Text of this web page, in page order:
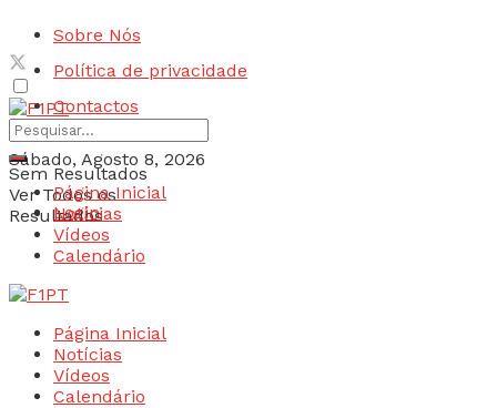
Sobre Nós
Política de privacidade
Contactos
Sábado, Agosto 8, 2026
Login
Sem Resultados
Ver Todos os
Resultados
Página Inicial
Notícias
Vídeos
Calendário
Página Inicial
Notícias
Vídeos
Calendário